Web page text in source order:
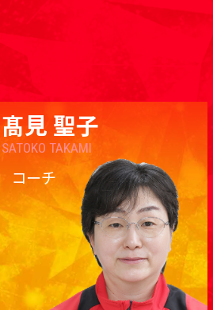
髙見 聖子
SATOKO TAKAMI
コーチ